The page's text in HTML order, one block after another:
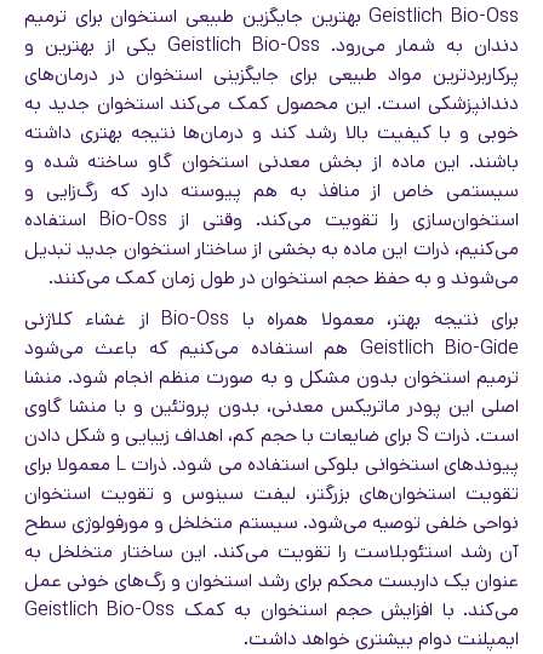
Geistlich Bio-Oss بهترین جایگزین طبیعی استخوان برای ترمیم
دندان به شمار می‌رود. Geistlich Bio-Oss یکی از بهترین و
پرکاربردترین مواد طبیعی برای جایگزینی استخوان در درمان‌های
دندانپزشکی است. این محصول کمک می‌کند استخوان جدید به
خوبی و با کیفیت بالا رشد کند و درمان‌ها نتیجه بهتری داشته
باشند. این ماده از بخش معدنی استخوان گاو ساخته شده و
سیستمی خاص از منافذ به هم پیوسته دارد که رگ‌زایی و
استخوان‌سازی را تقویت می‌کند. وقتی از Bio-Oss استفاده
می‌کنیم، ذرات این ماده به بخشی از ساختار استخوان جدید تبدیل
می‌شوند و به حفظ حجم استخوان در طول زمان کمک می‌کنند.
برای نتیجه بهتر، معمولا همراه با Bio-Oss از غشاء کلاژنی
Geistlich Bio-Gide هم استفاده می‌کنیم که باعث می‌شود
ترمیم استخوان بدون مشکل و به صورت منظم انجام شود. منشا
اصلی این پودر ماتریکس معدنی، بدون پروتئین و با منشا گاوی
است. ذرات S برای ضایعات با حجم کم، اهداف زیبایی و شکل دادن
پیوندهای استخوانی بلوکی استفاده می شود. ذرات L معمولا برای
تقویت استخوان‌های بزرگتر، لیفت سینوس و تقویت استخوان
نواحی خلفی توصیه می‌شود. سیستم متخلخل و مورفولوژی سطح
آن رشد استئوبلاست را تقویت می‌کند. این ساختار متخلخل به
عنوان یک داربست محکم برای رشد استخوان و رگ‌های خونی عمل
می‌کند. با افزایش حجم استخوان به کمک Geistlich Bio-Oss
ایمپلنت دوام بیشتری خواهد داشت.